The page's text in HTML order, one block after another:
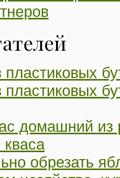
пластиковых
пластиковых
домашний
обрезать